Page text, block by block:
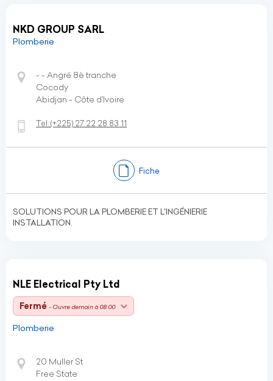
NKD GROUP SARL
Plomberie
- - Angré 8è tranche
Cocody
Abidjan - Côte d’Ivoire
Tel:(+225) 27 22 28 83 11
Fiche
SOLUTIONS POUR LA PLOMBERIE ET ​​L'INGÉNIERIE
INSTALLATION.
NLE Electrical Pty Ltd
Fermé - Ouvre demain à 08:00
Plomberie
20 Muller St
Free State